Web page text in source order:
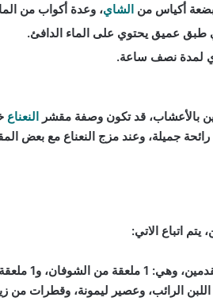
أكياس من الشاي، وعدة أكواب من
عميق يحتوي على الماء الدافئ.
لمدة نصف ساعة.
بالأعشاب، قد تكون وصفة مقشر النعناع
جميلة، وعند مزج النعناع مع بعض
اتباع الاتي:
من النشا، و1 ملعقة من